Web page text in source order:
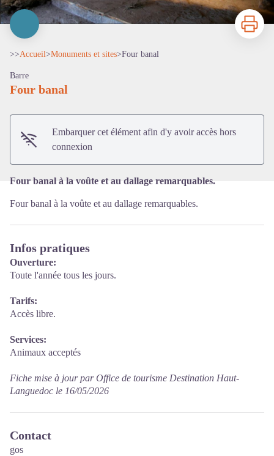
Imprimer
>>Accueil>Monuments et sites>Four banal
Barre
Four banal
Embarquer cet élément afin d'y avoir accès hors
connexion
Four banal à la voûte et au dallage remarquables.
Four banal à la voûte et au dallage remarquables.
Infos pratiques
Ouverture:
Toute l'année tous les jours.
Tarifs:
Accès libre.
Services:
Animaux acceptés
Fiche mise à jour par Office de tourisme Destination Haut-
Languedoc le 16/05/2026
Contact
gos